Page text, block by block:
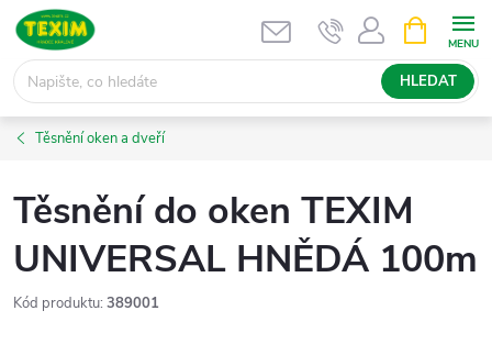
Přejít
obsah
HLEDAT
NÁKUPNÍ
KOŠÍK
Těsnění oken a dveří
Těsnění do oken TEXIM
UNIVERSAL HNĚDÁ 100m
Kód produktu: 389001